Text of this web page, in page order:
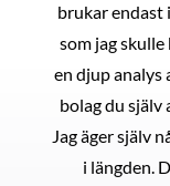
brukar endast
som jag
en djup analys
bolag du själv
Jag äger själv
i längden.